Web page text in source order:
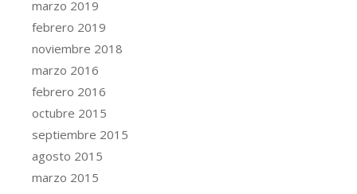
marzo 2019
febrero 2019
noviembre 2018
marzo 2016
febrero 2016
octubre 2015
septiembre 2015
agosto 2015
marzo 2015